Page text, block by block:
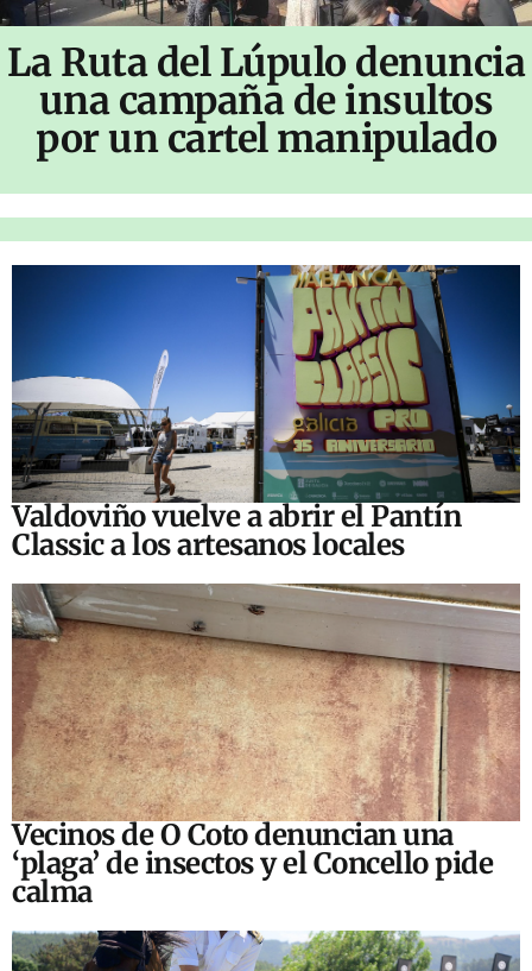
La Ruta del Lúpulo denuncia
una campaña de insultos
por un cartel manipulado
Valdoviño vuelve a abrir el Pantín
Classic a los artesanos locales
Vecinos de O Coto denuncian una
‘plaga’ de insectos y el Concello pide
calma